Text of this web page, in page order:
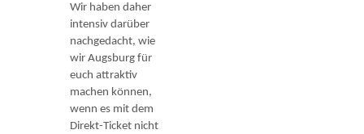
Wir haben daher
inten­siv darüber
nachgedacht, wie
wir Augsburg für
euch attraktiv
machen kön­nen,
wenn es mit dem
Direkt-Ticket nicht